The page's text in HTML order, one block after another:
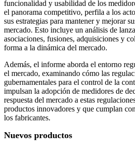
funcionalidad y usabilidad de los
el panorama competitivo, perfila a los
sus estrategias para mantener y mejorar
mercado. Esto incluye un análisis de
asociaciones, fusiones, adquisiciones y
forma a la dinámica del mercado.
Además, el informe aborda el entorno
el mercado, examinando cómo las
gubernamentales para el control de la
impulsan la adopción de medidores de
respuesta del mercado a estas
productos innovadores y que cumplan
los fabricantes.
Nuevos productos